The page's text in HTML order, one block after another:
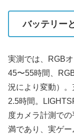
バッテリー
実測では、RGB
45〜55時間、
況により変動）
2.5時間。
度カメラ計測で
満であり、実ゲ